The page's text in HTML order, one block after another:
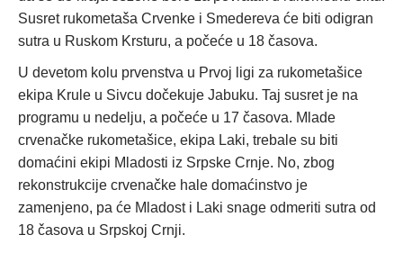
Susret rukometaša Crvenke i Smedereva će biti odigran
sutra u Ruskom Krsturu, a počeće u 18 časova.
U devetom kolu prvenstva u Prvoj ligi za rukometašice
ekipa Krule u Sivcu dočekuje Jabuku. Taj susret je na
programu u nedelju, a počeće u 17 časova. Mlade
crvenačke rukometašice, ekipa Laki, trebale su biti
domaćini ekipi Mladosti iz Srpske Crnje. No, zbog
rekonstrukcije crvenačke hale domaćinstvo je
zamenjeno, pa će Mladost i Laki snage odmeriti sutra od
18 časova u Srpskoj Crnji.